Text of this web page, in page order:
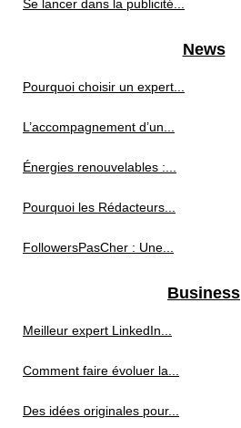
Se lancer dans la publicité...
News
Pourquoi choisir un expert...
L’accompagnement d’un...
Énergies renouvelables :...
Pourquoi les Rédacteurs...
FollowersPasCher : Une...
Business
Meilleur expert LinkedIn...
Comment faire évoluer la...
Des idées originales pour...